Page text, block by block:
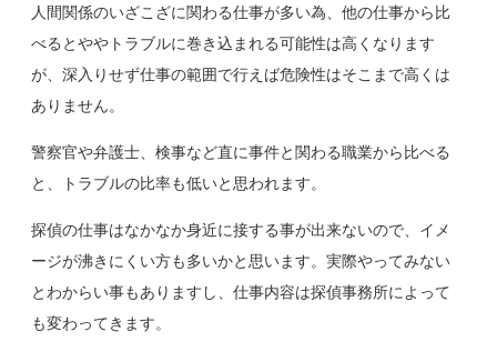
人間関係のいざこざに関わる仕事が多い為、他の仕事から比
べるとややトラブルに巻き込まれる可能性は高くなります
が、深入りせず仕事の範囲で行えば危険性はそこまで高くは
ありません。
警察官や弁護士、検事など直に事件と関わる職業から比べる
と、トラブルの比率も低いと思われます。
探偵の仕事はなかなか身近に接する事が出来ないので、イメ
ージが沸きにくい方も多いかと思います。実際やってみない
とわからい事もありますし、仕事内容は探偵事務所によって
も変わってきます。